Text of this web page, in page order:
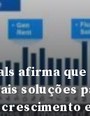
afirma que
soluções